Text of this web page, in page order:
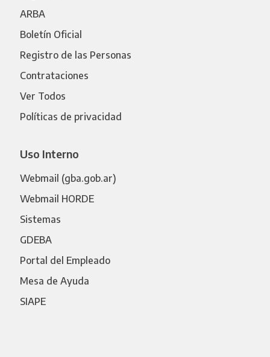
ARBA
Boletín Oficial
Registro de las Personas
Contrataciones
Ver Todos
Políticas de privacidad
Uso Interno
Webmail (gba.gob.ar)
Webmail HORDE
Sistemas
GDEBA
Portal del Empleado
Mesa de Ayuda
SIAPE